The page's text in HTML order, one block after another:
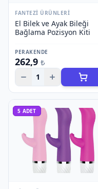
FANTEZI ÜRÜNLERI
El Bilek ve Ayak Bileği
Bağlama Pozisyon Kiti
PERAKENDE
262,9 ₺
1
5 ADET